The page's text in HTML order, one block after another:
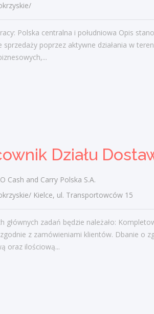
terenie i obsługę klientów
świętokrzyskie/
bezpieczeństwa i
Prowadzenie przetargów,
dzisiaj
Polska centralna i południowa Opis
sprzedaży poprzez aktywne działania w
Cash and Carry Polska S.A.
Kielce, ul. Transportowców 15
głównych zadań będzie należało:
z zamówieniami klientów. Dbanie o
oraz ilościową...